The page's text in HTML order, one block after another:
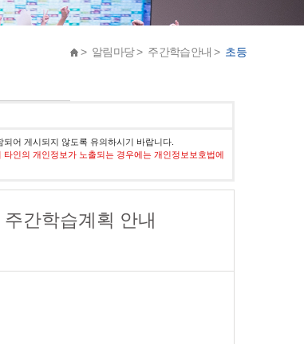
> 알림마당 > 주간학습안내 > 초등
어 게시되지 않도록 유의하시기 바랍니다.
인의 개인정보가 노출되는 경우에는 개인정보보호법에
간학습계획 안내